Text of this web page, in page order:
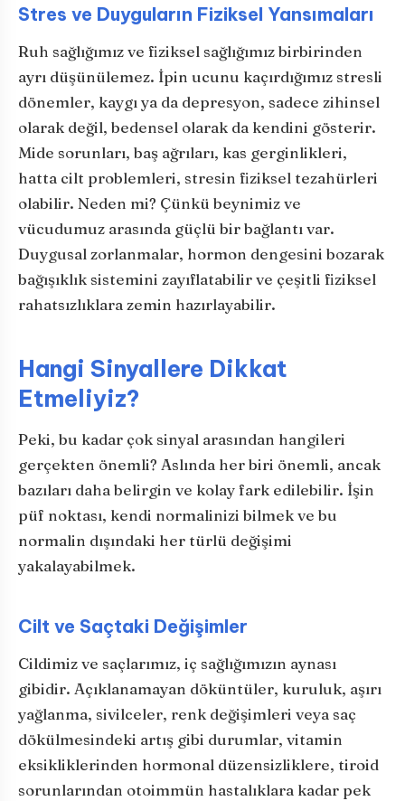
Stres ve Duyguların Fiziksel Yansımaları
Ruh sağlığımız ve fiziksel sağlığımız birbirinden
ayrı düşünülemez. İpin ucunu kaçırdığımız stresli
dönemler, kaygı ya da depresyon, sadece zihinsel
olarak değil, bedensel olarak da kendini gösterir.
Mide sorunları, baş ağrıları, kas gerginlikleri,
hatta cilt problemleri, stresin fiziksel tezahürleri
olabilir. Neden mi? Çünkü beynimiz ve
vücudumuz arasında güçlü bir bağlantı var.
Duygusal zorlanmalar, hormon dengesini bozarak
bağışıklık sistemini zayıflatabilir ve çeşitli fiziksel
rahatsızlıklara zemin hazırlayabilir.
Hangi Sinyallere Dikkat
Etmeliyiz?
Peki, bu kadar çok sinyal arasından hangileri
gerçekten önemli? Aslında her biri önemli, ancak
bazıları daha belirgin ve kolay fark edilebilir. İşin
püf noktası, kendi normalinizi bilmek ve bu
normalin dışındaki her türlü değişimi
yakalayabilmek.
Cilt ve Saçtaki Değişimler
Cildimiz ve saçlarımız, iç sağlığımızın aynası
gibidir. Açıklanamayan döküntüler, kuruluk, aşırı
yağlanma, sivilceler, renk değişimleri veya saç
dökülmesindeki artış gibi durumlar, vitamin
eksikliklerinden hormonal düzensizliklere, tiroid
sorunlarından otoimmün hastalıklara kadar pek